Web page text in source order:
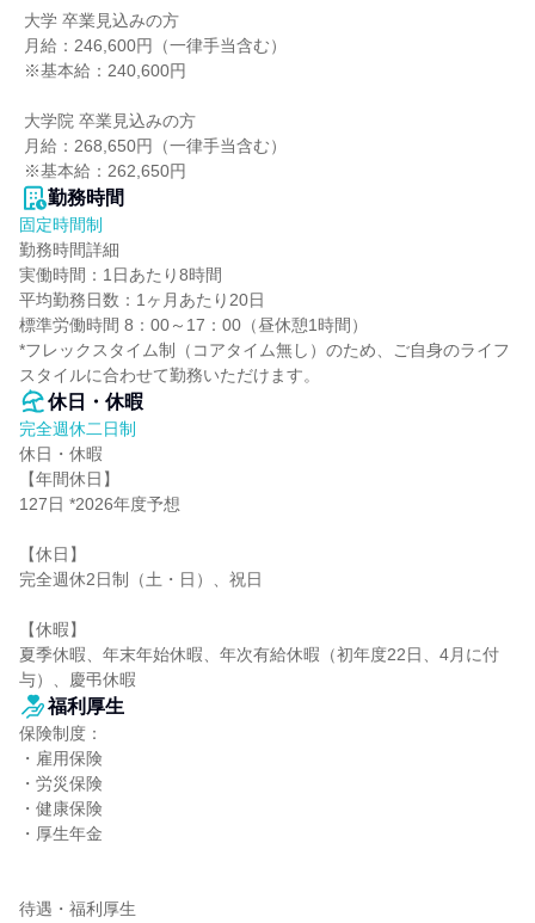
※基本給：262,650円
勤務時間
固定時間制
勤務時間詳細
実働時間：1日あたり8時間
平均勤務日数：1ヶ月あたり20日
標準労働時間 8：00～17：00（昼休憩1時間）
*フレックスタイム制（コアタイム無し）のため、ご自身のライフ
スタイルに合わせて勤務いただけます。
休日・休暇
完全週休二日制
休日・休暇
【年間休日】
127日 *2026年度予想
【休日】
完全週休2日制（土・日）、祝日
【休暇】
夏季休暇、年末年始休暇、年次有給休暇（初年度22日、4月に付
与）、慶弔休暇
福利厚生
保険制度：
・雇用保険
・労災保険
・健康保険
・厚生年金
待遇・福利厚生